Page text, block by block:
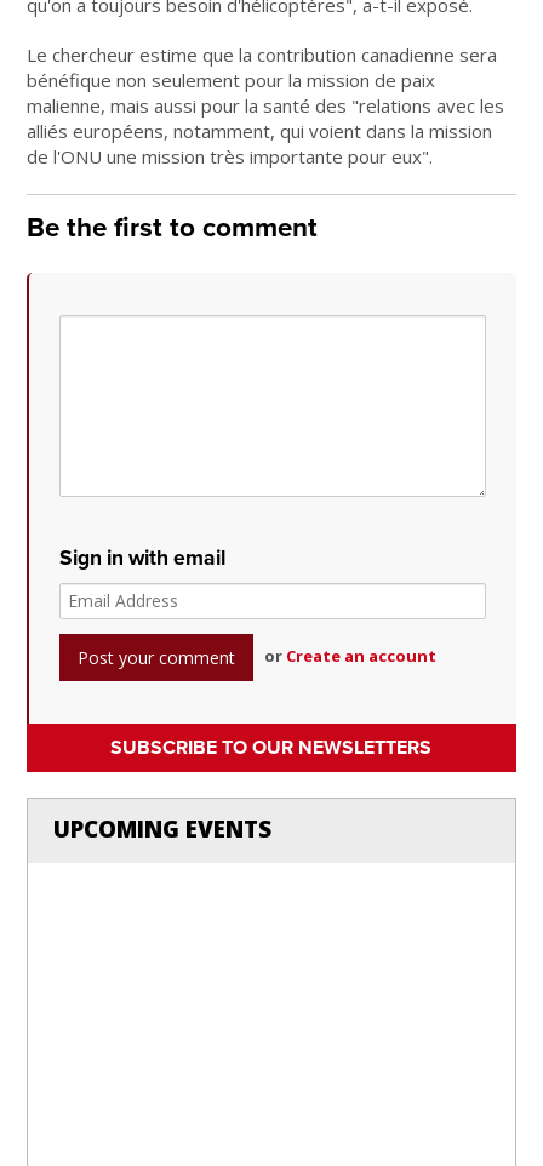
qu'on a toujours besoin d'hélicoptères", a-t-il exposé.
Le chercheur estime que la contribution canadienne sera
bénéfique non seulement pour la mission de paix
malienne, mais aussi pour la santé des "relations avec les
alliés européens, notamment, qui voient dans la mission
de l'ONU une mission très importante pour eux".
Be the first to comment
Sign in with email
or Create an account
SUBSCRIBE TO OUR NEWSLETTERS
UPCOMING EVENTS